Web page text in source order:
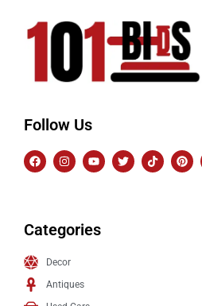
Follow Us
Categories
Decor
Antiques